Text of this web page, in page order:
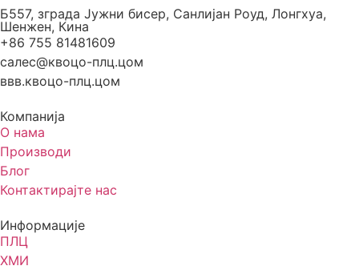
Б557, зграда Јужни бисер, Санлијан Роуд, Лонгхуа,
Шенжен, Кина
+86 755 81481609
салес@квоцо-плц.цом
ввв.квоцо-плц.цом
Компанија
О нама
Производи
Блог
Контактирајте нас
Информације
ПЛЦ
ХМИ